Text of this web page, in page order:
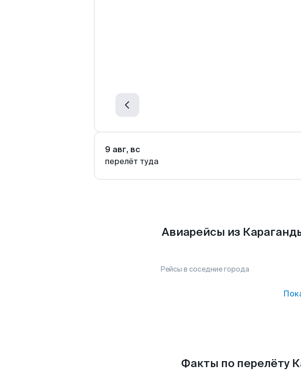
9 авг, вс
перелёт туда
Авиарейсы из
Рейсы в соседние города
Факты по перелёту